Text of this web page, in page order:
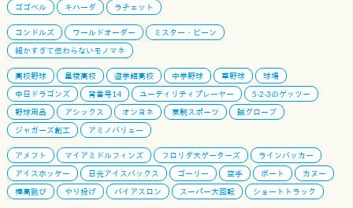
ゴゴベル
キハーダ ラチェット
コンドルズ ワールドオーダー
ミスター・ビーン
細かすぎて伝わらないモノマネ
高校野球 星稜高校 遊学館高校 中学野球 草野球
球場
中日ドラゴンズ
背番号14 ユーティリティプレーヤー
5-2-3のゲッツー
野球用品
アシックス オンヨネ 東駒スポーツ
誠グローブ
ジャガーズ創工
アミノバリュー
アメフト マイアミドルフィンズ フロリダ大ゲーターズ
ラインバッカー
アイスホッケー
日光アイスバックス ゴーリー 空手 ボート
カヌー
棒高跳び
やり投げ バイアスロン スーパー大回転 ショートトラック